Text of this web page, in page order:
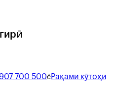
700 500ёРақами кӯтоҳи